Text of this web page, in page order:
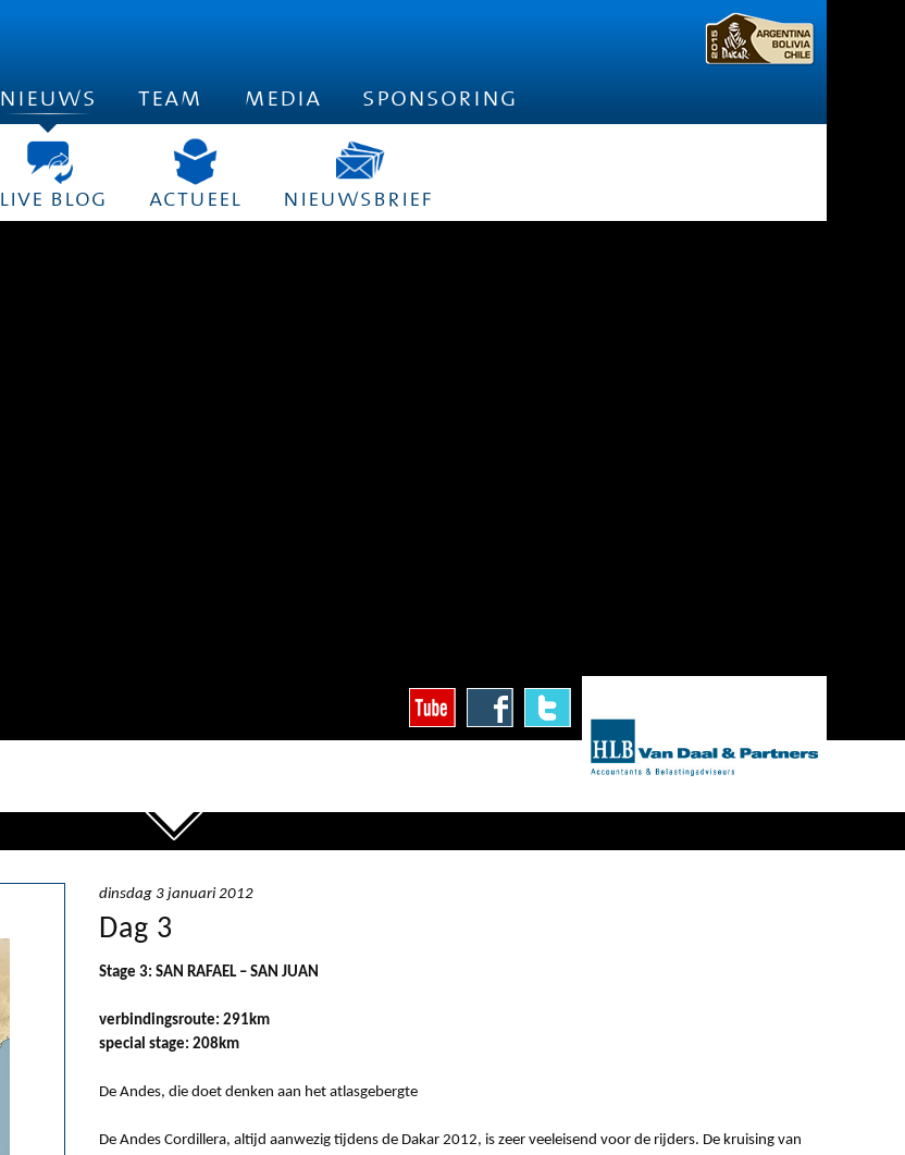
nieuws
live blog actueel nieuwsbrief
team media sponsoring
dinsdag 3 januari 2012
Dag 3
Stage 3: SAN RAFAEL – SAN JUAN
verbindingsroute: 291km
special stage: 208km
De Andes, die doet denken aan het atlasgebergte
De Andes Cordillera, altijd aanwezig tijdens de Dakar 2012, is zeer veeleisend voor de rijders. De kruising van